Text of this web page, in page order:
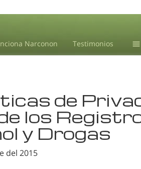
Narconon Testimonios
de
los
y Drogas
del 2015